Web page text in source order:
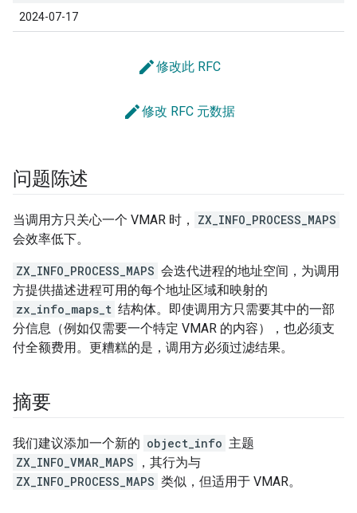
2024-07-17
edit修改此 RFC
edit修改 RFC 元数据
问题陈述
当调用方只关心一个 VMAR 时，
ZX_INFO_PROCESS_MAPS
会效率低下。
ZX_INFO_PROCESS_MAPS 会迭代进程的地址空间，为调用
方提供描述进程可用的每个地址区域和映射的
zx_info_maps_t 结构体。即使调用方只需要其中的一部
分信息（例如仅需要一个特定 VMAR 的内容），也必须支
付全额费用。更糟糕的是，调用方必须过滤结果。
摘要
我们建议添加一个新的 object_info 主题
ZX_INFO_VMAR_MAPS
，其行为与
ZX_INFO_PROCESS_MAPS 类似，但适用于 VMAR。